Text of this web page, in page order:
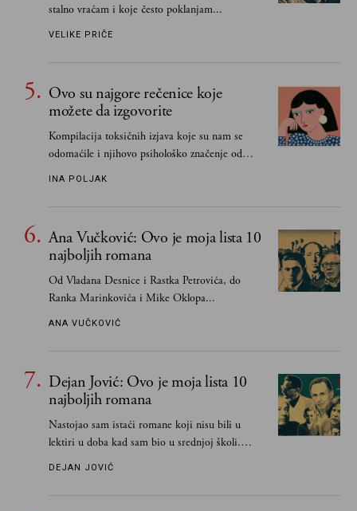
stalno vraćam i koje često poklanjam...
VELIKE PRIČE
Ovo su najgore rečenice koje
možete da izgovorite
Kompilacija toksičnih izjava koje su nam se
odomaćile i njihovo psihološko značenje od
INA POLJAK
Ana Vučković: Ovo je moja lista 10
najboljih romana
Od Vladana Desnice i Rastka Petrovića, do
Ranka Marinkovića i Mike Oklopa...
ANA VUČKOVIĆ
Dejan Jović: Ovo je moja lista 10
najboljih romana
Nastojao sam istaći romane koji nisu bili u
lektiri u doba kad sam bio u srednjoj školi.
Smatrao sam da su "klasici" već dovoljno
DEJAN JOVIĆ